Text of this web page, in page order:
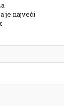
je najveći